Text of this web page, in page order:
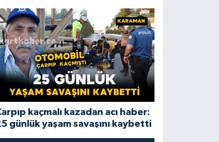
kaçmalı kazadan acı haber:
günlük yaşam savaşını kaybetti